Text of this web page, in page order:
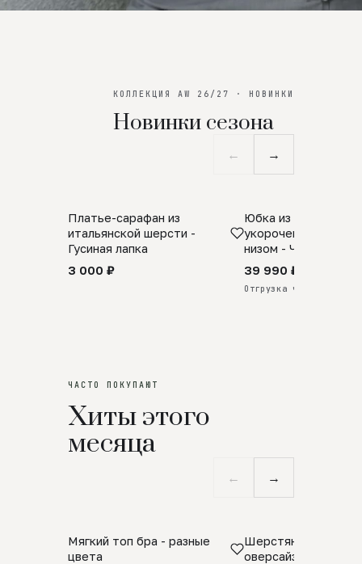
КОЛЛЕКЦИЯ AW 26/27 · НОВИНКИ
Новинки сезона
← →
SALE
Платье-сарафан из
итальянской шерсти -
Гусиная лапка
3 000 ₽
ПРЕДЗАКАЗ
Юбка из
укороченная с
низом - Черный
39 990 ₽
Отгрузка через 25 дней
ЧАСТО ПОКУПАЮТ
Хиты этого
месяца
← →
Мягкий топ бра - разные
цвета
Шерстяной свитер
оверсайз 100%